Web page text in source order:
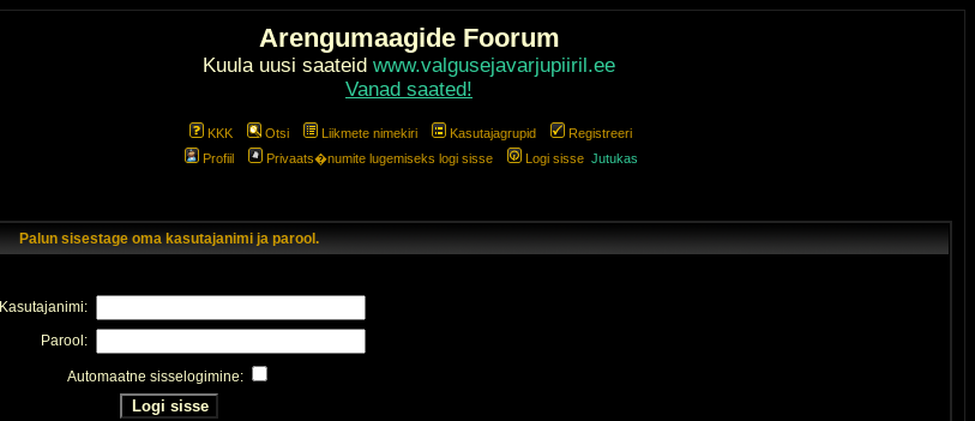
Arengumaagide Foorum
Kuula uusi saateid www.valgusejavarjupiiril.ee
Vanad saated!
KKK Otsi Liikmete nimekiri Kasutajagrupid
Registreeri
Profiil
Privaats�numite lugemiseks logi sisse Logi sisse Jutukas
Palun sisestage oma kasutajanimi ja parool.
Kasutajanimi:
Parool:
Automaatne sisselogimine: